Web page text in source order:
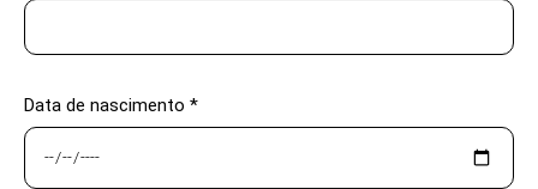
Data de nascimento *